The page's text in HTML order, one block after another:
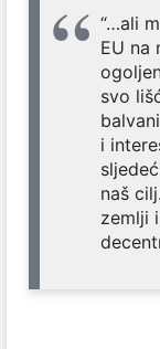
“…ali
EU na
svo
i
naš
zemlji